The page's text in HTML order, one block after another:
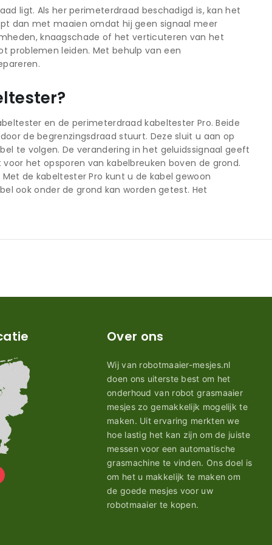
ligt. Als her perimeterdraad beschadigd is, kan het
dan met maaien omdat hij geen signaal meer
knaagschade of het verticuteren van het
problemen leiden. Met behulp van een
en de perimeterdraad kabeltester Pro. Beide
de begrenzingsdraad stuurt. Deze sluit u aan op
te volgen. De verandering in het geluidssignaal geeft
het opsporen van kabelbreuken boven de grond.
de kabeltester Pro kunt u de kabel gewoon
ook onder de grond kan worden getest. Het
Over ons
Wij van robotmaaier-mesjes.nl
doen ons uiterste best om het
onderhoud van robot grasmaaier
mesjes zo gemakkelijk mogelijk te
maken. Uit ervaring merkten we
hoe lastig het kan zijn om de juiste
messen voor een automatische
grasmachine te vinden. Ons doel is
om het u makkelijk te maken om
de goede mesjes voor uw
robotmaaier te kopen.